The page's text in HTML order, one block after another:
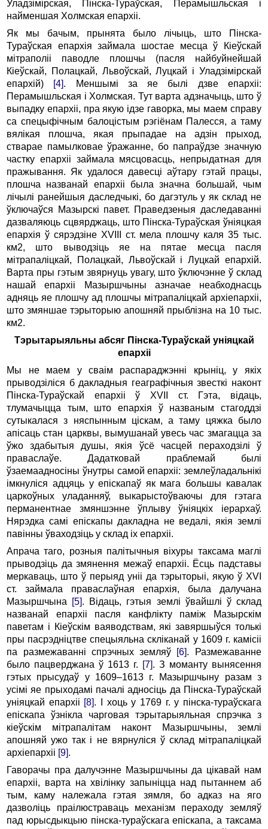
Уладзімірская, Пінска-Тураўская, Перамышльская і
найменшая Холмская епархіі.
Як мы бачым, прынята было лічыць, што Пінска-
Тураўская епархія займала шостае месца ў Кіеўскай
мітраполіі паводле плошчы (пасля найбуйнейшай
Кіеўскай, Полацкай, Львоўскай, Луцкай і Уладзімірскай
епархій) [4]. Меншымі за яе былі дзве епархіі:
Перамышльская і Холмская. Тут варта адзначыць, што ў
выпадку епархіі, пра якую ідзе гаворка, мы маем справу
са спецыфічным балоцістым рэгіёнам Палесся, а таму
вялікая плошча, якая прыпадае на адзін прыход,
стварае памылковае ўражанне, бо папраўдзе значную
частку епархіі займала мясцовасць, непрыдатная для
пражывання. Як удалося давесці аўтару гэтай працы,
плошча названай епархіі была значна большай, чым
лічылі ранейшыя даследчыкі, бо дагэтуль у як склад не
ўключаўся Мазырскі павет. Праведзеныя даследаванні
дазваляюць сцвярджаць, што Пінска-Тураўская ўніяцкая
епархія ў сярэдзіне XVIII ст. мела плошчу каля 35 тыс.
км2, што выводзіць яе на пятае месца пасля
мітрапаліцкай, Полацкай, Львоўскай і Луцкай епархій.
Варта пры гэтым звярнуць увагу, што ўключэнне ў склад
нашай епархіі Мазыршчыны азначае неабходнасць
адняць яе плошчу ад плошчы мітрапаліцкай архіепархіі,
што змяншае тэрыторыю апошняй прыблізна на 10 тыс.
км2.
Тэрытарыяльны абсяг Пінска-Тураўскай уніяцкай
епархіі
Мы не маем у сваім распараджэнні крыніц, у якіх
прыводзіліся б дакладныя геаграфічныя звесткі наконт
Пінска-Тураўскай епархіі ў XVII ст. Гэта, відаць,
тлумачыцца тым, што епархія ў названым стагоддзі
сутыкалася з няспынным ціскам, а таму цяжка было
апісаць стан царквы, вымушанай увесь час змагацца за
ўжо здабытыя душы, якія ўсё часцей пераходзілі ў
праваслаўе. Дадатковай праблемай былі
ўзаемаадносіны ўнутры самой епархіі: землеўладальнікі
імкнуліся адцяць у епіскапаў як мага большы кавалак
царкоўных уладанняў, выкарыстоўваючы для гэтага
перманентнае змяншэнне ўплыву ўніяцкіх іерархаў.
Нярэдка самі епіскапы дакладна не ведалі, якія землі
павінны ўваходзіць у склад іх епархіі.
Апрача таго, розныя палітычныя віхуры таксама маглі
прыводзіць да змянення межаў епархіі. Ёсць падставы
меркаваць, што ў перыяд уніі да тэрыторыі, якую ў XVI
ст. займала праваслаўная епархія, была далучана
Мазыршчына
[5]. Відаць, гэтыя землі ўвайшлі ў склад
названай епархіі пасля канфлікту паміж Мазырскім
паветам і Кіеўскім ваяводствам, які завяршыўся толькі
пры пасрэдніцтве спецыяльна скліканай у 1609 г. камісіі
па размежаванні спрэчных земляў [6]. Размежаванне
было пацверджана ў 1613 г. [7]. З моманту вынясення
гэтых прысудаў у 1609–1613 г. Мазыршчыну разам з
усімі яе прыходамі пачалі адносіць да Пінска-Тураўскай
уніяцкай епархіі [8]. І хоць у 1769 г. у пінска-тураўскага
епіскапа ўзнікла чарговая тэрытарыяльная спрэчка з
кіеўскім мітрапалітам наконт Мазыршчыны, землі
апошняй ужо так і не вярнуліся ў склад мітрапаліцкай
архіепархіі [9].
Гаворачы пра далучэнне Мазыршчыны да цікавай нам
епархіі, варта на хвілінку запыніцца над пытаннем аб
тым, каму належала гэтая зямля, бо адказ на яго
дазволіць праілюстраваць механізм пераходу земляў
пад юрысдыкцыю пінска-тураўскага епіскапа, а таксама